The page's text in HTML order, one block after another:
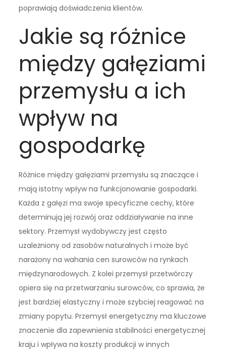
poprawiają doświadczenia klientów.
Jakie są różnice
między gałęziami
przemysłu a ich
wpływ na
gospodarkę
Różnice między gałęziami przemysłu są znaczące i
mają istotny wpływ na funkcjonowanie gospodarki.
Każda z gałęzi ma swoje specyficzne cechy, które
determinują jej rozwój oraz oddziaływanie na inne
sektory. Przemysł wydobywczy jest często
uzależniony od zasobów naturalnych i może być
narażony na wahania cen surowców na rynkach
międzynarodowych. Z kolei przemysł przetwórczy
opiera się na przetwarzaniu surowców, co sprawia, że
jest bardziej elastyczny i może szybciej reagować na
zmiany popytu. Przemysł energetyczny ma kluczowe
znaczenie dla zapewnienia stabilności energetycznej
kraju i wpływa na koszty produkcji w innych